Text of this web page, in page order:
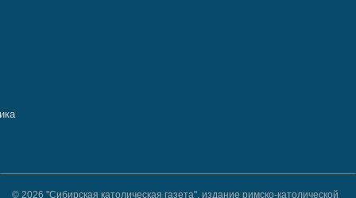
© 2026 "Сибирская католическая газета", издание римско-католической